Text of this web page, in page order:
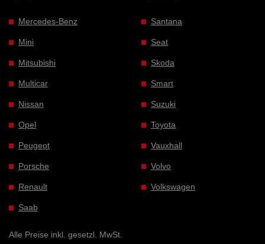
Mercedes-Benz
Mini
Mitsubishi
Multicar
Nissan
Opel
Peugeot
Porsche
Renault
Saab
Santana
Seat
Skoda
Smart
Suzuki
Toyota
Vauxhall
Volvo
Volkswagen
Alle Preise inkl. gesetzl. MwSt.